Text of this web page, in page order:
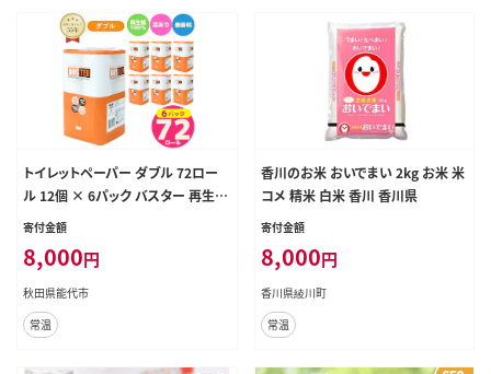
トイレットペーパー ダブル 72ロー
ル 12個 × 6パック バスター 再生紙
100％ 芯あり 日用品 消耗品 無香料
無料 《能代製紙》
寄付金額
8,000円
秋田県能代市
常温
香川のお米 おいでまい 2kg お米 米
コメ 精米 白米 香川 香川県
寄付金額
8,000円
香川県綾川町
常温